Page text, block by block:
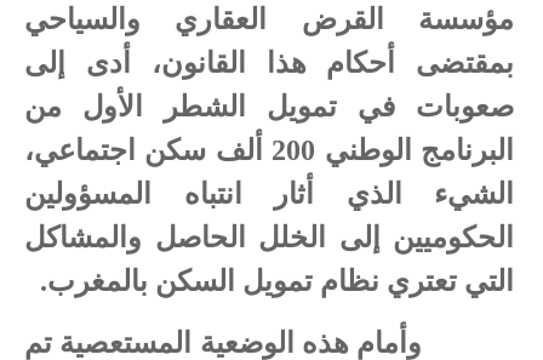
مؤسسة القرض العقاري والسياحي
بمقتضى أحكام هذا القانون، أدى إلى
صعوبات في تمويل الشطر الأول من
البرنامج الوطني 200 ألف سكن اجتماعي،
الشيء الذي أثار انتباه المسؤولين
الحكوميين إلى الخلل الحاصل والمشاكل
التي تعتري نظام تمويل السكن بالمغرب.
وأمام هذه الوضعية المستعصية تم